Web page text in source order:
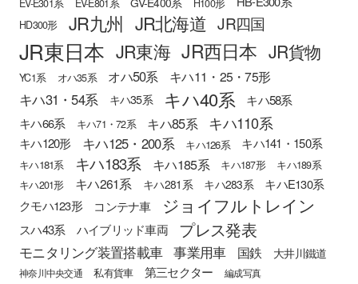
EV-E301系 EV-E801系 H100形
HD300形 JR九州 JR北海道 JR四国
JR東日本 JR東海 JR西日本 JR貨物
YC1系 オハ35系 オハ50系 キハ11・25・75形
キハ31・54系 キハ35系 キハ40系 キハ58系
キハ66系 キハ71・72系 キハ85系 キハ110系
キハ120形 キハ125・200系 キハ126系 キハ141・150系
キハ181系 キハ183系 キハ185系 キハ187形
キハ189系
キハ201形
キハ261系 キハ281系 キハ283系
キハE130系
クモハ123形
コンテナ車 ジョイフルトレイン
スハ43系 ハイブリッド車両 プレス発表
モニタリング装置搭載車 事業用車 国鉄 大井川鐵道
神奈川中央交通 私有貨車 第三セクター 編成写真